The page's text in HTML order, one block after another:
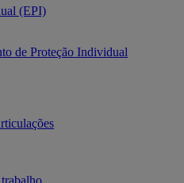
(EPI)
de Proteção Individual